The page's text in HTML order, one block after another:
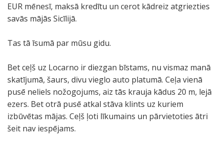
EUR mēnesī, maksā kredītu un cerot kādreiz atgriezties
savās mājās Sicīlijā.
Tas tā īsumā par mūsu gidu.
Bet ceļš uz Locarno ir diezgan bīstams, nu vismaz manā
skatījumā, šaurs, divu vieglo auto platumā. Ceļa vienā
pusē neliels nožogojums, aiz tās krauja kādus 20 m, lejā
ezers. Bet otrā pusē atkal stāva klints uz kuriem
izbūvētas mājas. Ceļš ļoti līkumains un pārvietoties ātri
šeit nav iespējams.